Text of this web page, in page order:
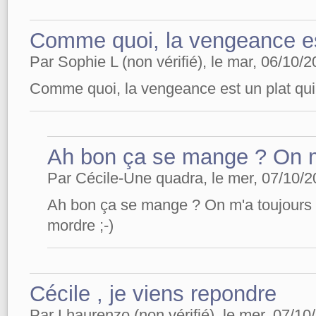
Comme quoi, la vengeance
Par Sophie L (non vérifié), le mar, 06/10/
Comme quoi, la vengeance est un plat
Ah bon ça se mange ? On
Par Cécile-Une quadra, le mer, 07/10/
Ah bon ça se mange ? On m'a
mordre ;-)
Cécile , je viens repondre